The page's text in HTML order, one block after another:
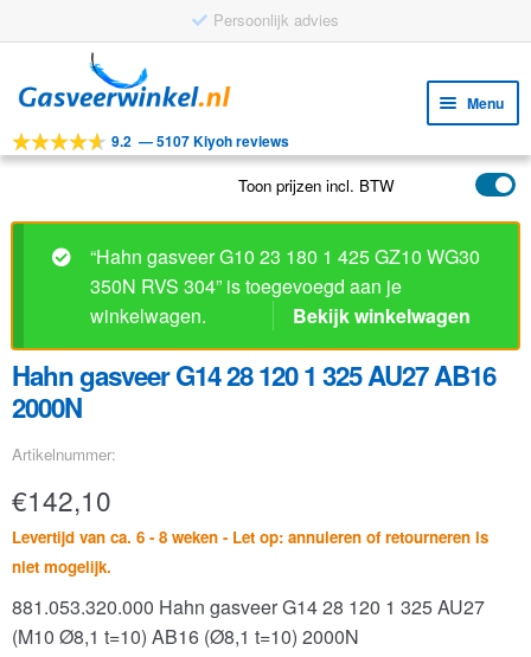
Persoonlijk advies
door
navigatie
naar
inhoud
Menu
Tools
Toepassingen
Klantenservice
9.2 —5107 Kiyoh reviews
Toon prijzen incl. BTW
“Hahn gasveer G10 23 180 1 425 GZ10 WG30
350N RVS 304” is toegevoegd aan je
winkelwagen.
Bekijk winkelwagen
Hahn gasveer G14 28 120 1 325 AU27 AB16
2000N
Artikelnummer:
€142,10
Levertijd van ca. 6 - 8 weken - Let op: annuleren of retourneren is
niet mogelijk.
881.053.320.000 Hahn gasveer G14 28 120 1 325 AU27
(M10 Ø8,1 t=10) AB16 (Ø8,1 t=10) 2000N